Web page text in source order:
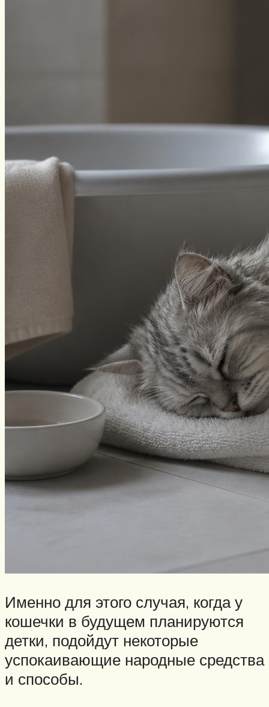
Именно для этого случая, когда у
кошечки в будущем планируются
детки, подойдут некоторые
успокаивающие народные средства
и способы.